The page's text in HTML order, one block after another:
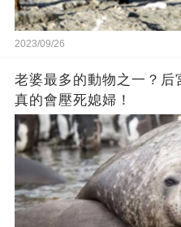
2023/09/26
老婆最多的動物之一？
真的會壓死媳婦！